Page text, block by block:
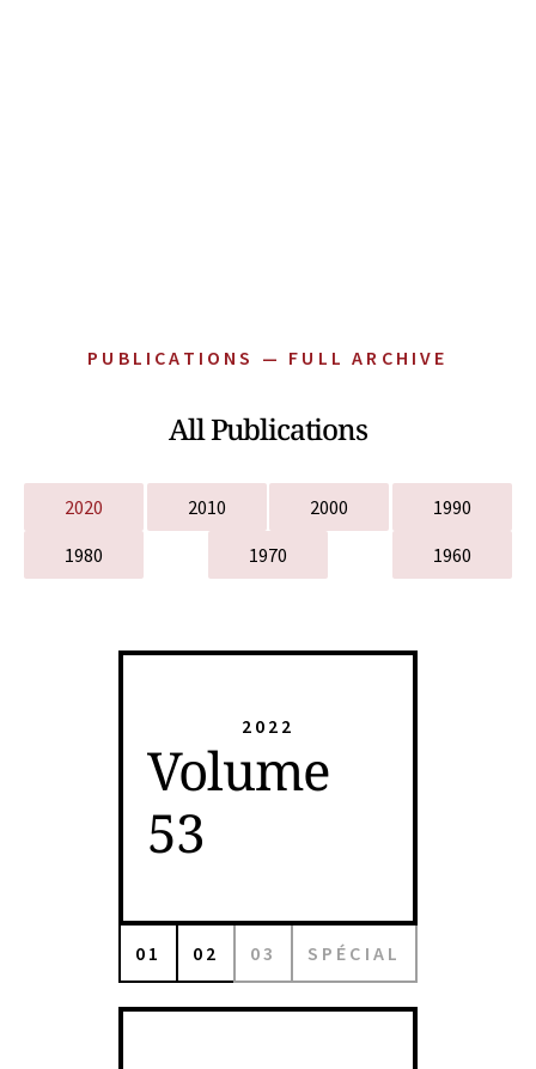
PUBLICATIONS — FULL ARCHIVE
All Publications
2020 2010 2000
1990
1980
1970 1960
2022
Volume
53
01 02 03 SPÉCIAL